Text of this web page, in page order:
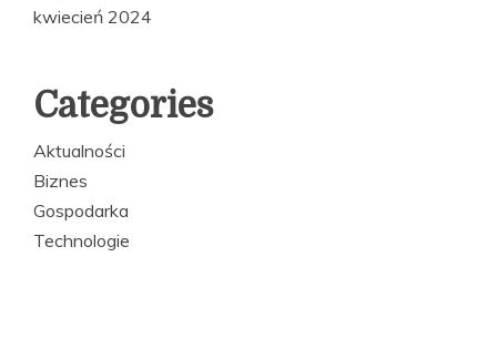
kwiecień 2024
Categories
Aktualności
Biznes
Gospodarka
Technologie